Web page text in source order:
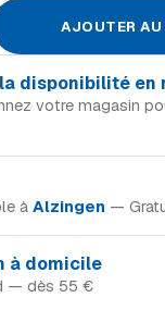
AJOUTER AU
disponibilité en
votre magasin
à Alzingen —
à domicile
— dès 55 €